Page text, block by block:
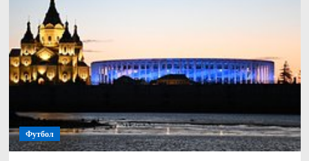
прокомментировала
удар
ВСУ
по
автобусу
с
Брянском
Футбол